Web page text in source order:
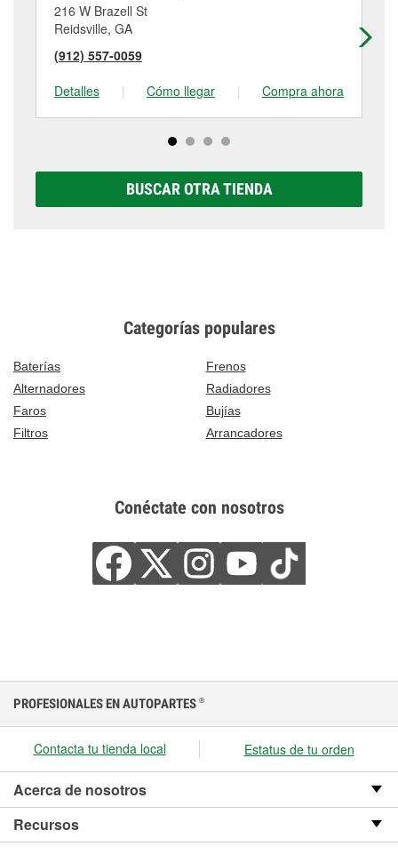
216 W Brazell St
Reidsville, GA
(912) 557-0059
Detalles
| Cómo llegar | Compra ahora
BUSCAR OTRA TIENDA
Categorías populares
Baterías
Frenos
Alternadores
Radiadores
Faros
Bujías
Filtros
Arrancadores
Conéctate con nosotros
PROFESIONALES EN AUTOPARTES ®
Contacta tu tienda local Estatus de tu orden
Acerca de nosotros
Recursos